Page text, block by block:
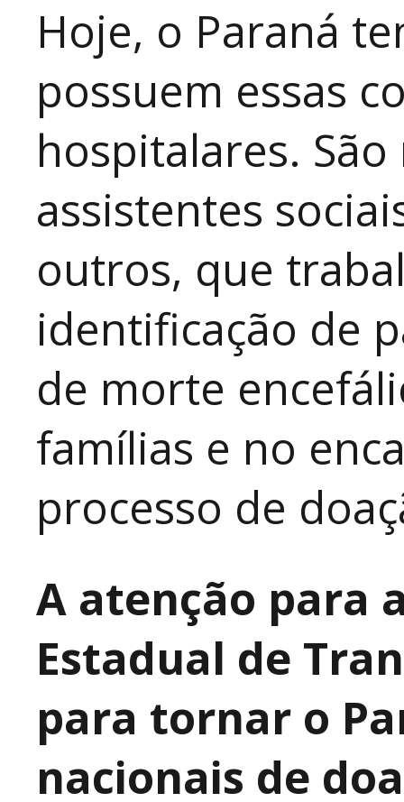
Hoje, o Paraná
possuem essas
hospitalares.
assistentes
outros, que
identificação de
de morte
famílias e no
processo de
A atenção para
Estadual de
para tornar o
nacionais de